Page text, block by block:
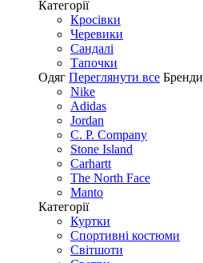
Категорії
Кросівки
Черевики
Сандалі
Tапочки
Одяг Переглянути все Бренди
Nike
Adidas
Jordan
C. P. Company
Stone Island
Carhartt
The North Face
Manto
Категорії
Куртки
Спортивні костюми
Світшоти